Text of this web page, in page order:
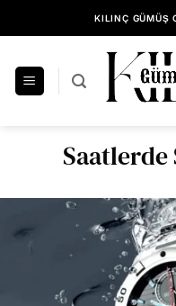
atla
KILINÇ GÜMÜŞ